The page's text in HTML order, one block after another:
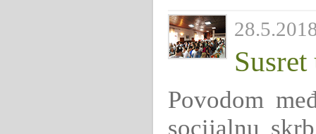
Povodom
socijalnu